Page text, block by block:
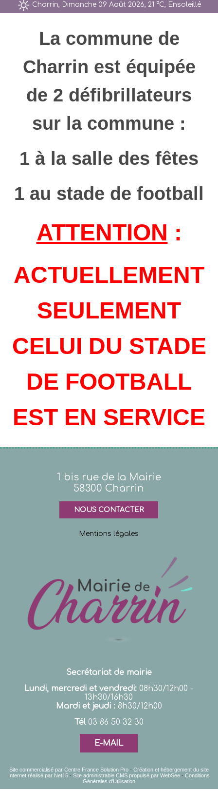
Charrin, Dimanche 09 Août 2026, 21 °C, Ensoleillé
La commune de
Charrin est équipée
de 2 défibrillateurs
sur la commune :
1 à la salle des fêtes
1 au stade de football
ATTENTION :
ACTUELLEMENT
SEULEMENT
CELUI DU STADE
DE FOOTBALL
EST EN SERVICE
1 bis rue de la Mairie
58300 Charrin
NOUS CONTACTER
Mentions légales
Secrétariat de mairie
Lundi, mercredi et vendredi: 08h30/12h00 -
13h30/16h30
Mardi et jeudi : 8h30/12h00
Tél03 86 50 32 30
E-MAIL
Site commercialisé par Centre France Solution Pro - Création et hébergement du site
Internet réalisé par Net15 - Site administrable CMS propulsé par WebSee - Conditions
Générales d'Utilisation